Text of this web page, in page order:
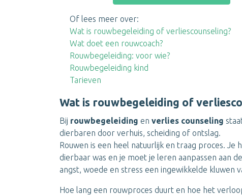
Of lees meer over:
Wat is rouwbegeleiding of verliescounseling?
Wat doet een rouwcoach?
Rouwbegeleiding: voor wie?
Rouwbegeleiding kind
Tarieven
Wat is rouwbegeleiding of
Bij rouwbegeleiding en verlies counseling
dierbaren door verhuis, scheiding of ontslag.
Rouwen is een heel natuurlijk en traag proces. Je
dierbaar was en je moet je leren aanpassen aan
angst, woede en stress een ingewikkelde kluwen
Hoe lang een rouwproces duurt en hoe het